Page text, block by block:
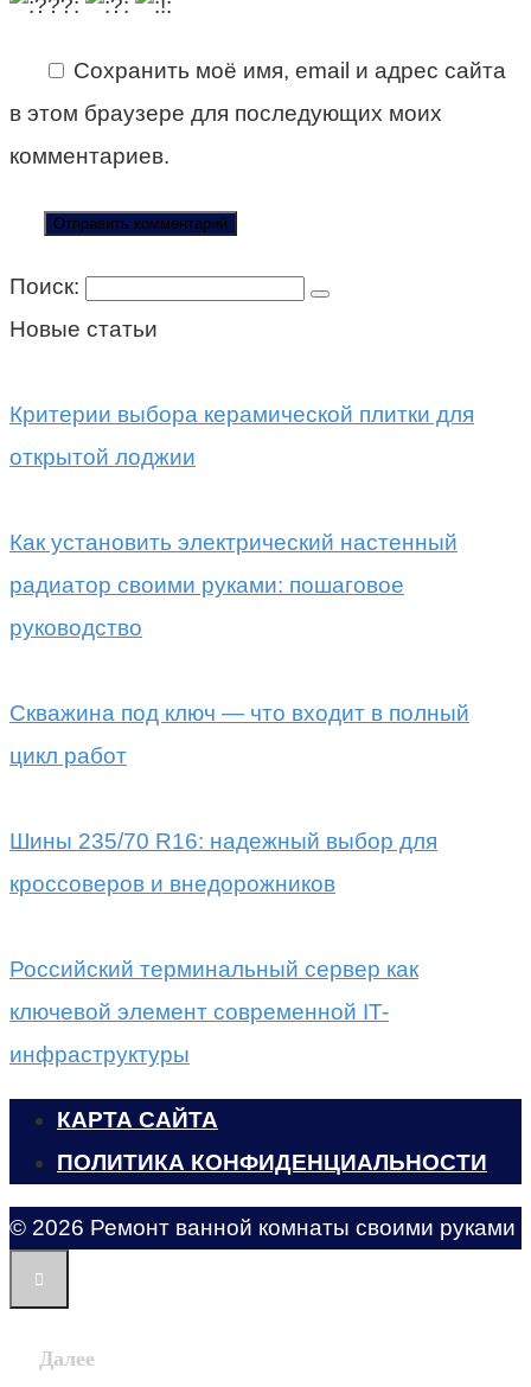
Сохранить моё имя, email и адрес сайта
в этом браузере для последующих моих
комментариев.
Поиск:
Новые статьи
Критерии выбора керамической плитки для
открытой лоджии
Как установить электрический настенный
радиатор своими руками: пошаговое
руководство
Скважина под ключ — что входит в полный
цикл работ
Шины 235/70 R16: надежный выбор для
кроссоверов и внедорожников
Российский терминальный сервер как
ключевой элемент современной IT-
инфраструктуры
КАРТА САЙТА
ПОЛИТИКА КОНФИДЕНЦИАЛЬНОСТИ
© 2026 Ремонт ванной комнаты своими руками
Далее